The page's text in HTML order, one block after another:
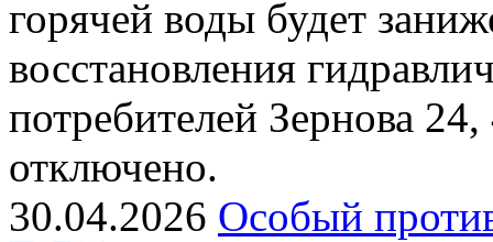
горячей воды будет
восстановления
потребителей Зернова
отключено.
30.04.2026 Особый